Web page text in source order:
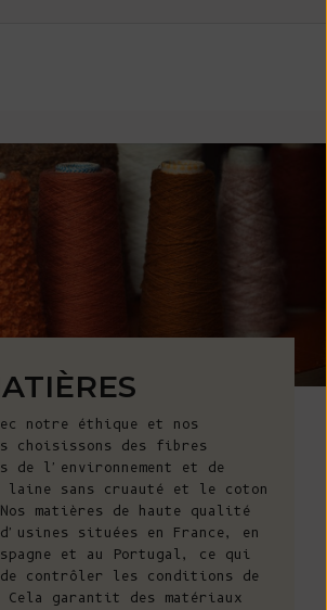
notre éthique et nos
choisissons des fibres
de l'environnement et de
laine sans cruauté et le coton
matières de haute qualité
situées en France, en
et au Portugal, ce qui
de contrôler les conditions de
garantit des matériaux